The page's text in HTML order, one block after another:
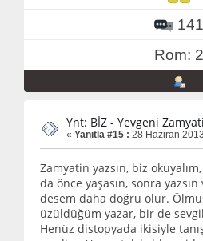
141
Rom: 2
Ynt: BİZ - Yevgeni
« Yanıtla #15 : 28 Haziran
Zamyatin yazsın, biz
da önce yaşasın, sonra
desem daha doğru olur.
üzüldüğüm yazar, bir de
Henüz distopyada ikisiyle